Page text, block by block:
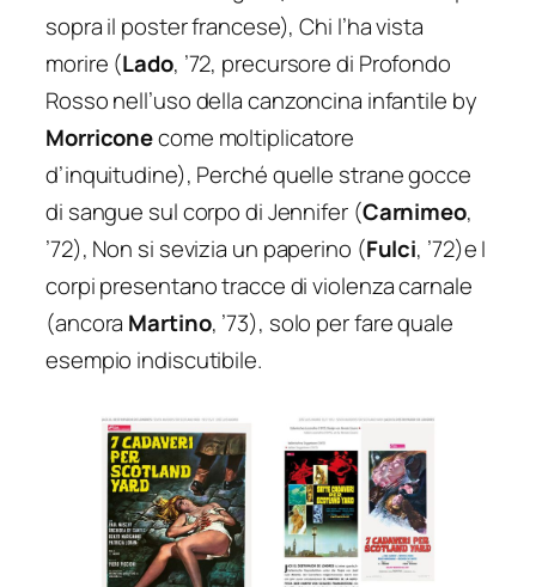
sopra il poster francese),Chi l’ha vista
morire (Lado, ’72, precursore di Profondo
Rossonell’uso della canzoncina infantile by
Morriconecome moltiplicatore
d’inquitudine), Perché quelle strane gocce
di sangue sul corpo di Jennifer (Carnimeo,
’72), Non si sevizia un paperino (Fulci, ’72)eI
corpi presentano tracce di violenza carnale
(ancora Martino, ’73), solo per fare quale
esempio indiscutibile.